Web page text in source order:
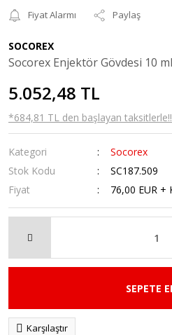
Fiyat Alarmı
Paylaş
SOCOREX
Socorex Enjektör Gövdesi 10
5.052,48 TL
*684,81 TL den başlayan taksitlerle!!
Kategori
Socorex
Stok Kodu
SC187.509
Fiyat
76,00 EUR +
SEPETE
Karşılaştır